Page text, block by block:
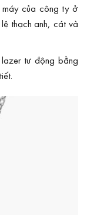
máy của công ty ở
thạch anh, cát và
tư động bằng